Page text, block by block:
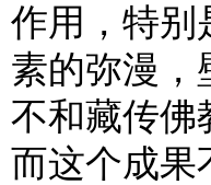
作用，特别
素的弥漫，
不和藏传佛
而这个成果